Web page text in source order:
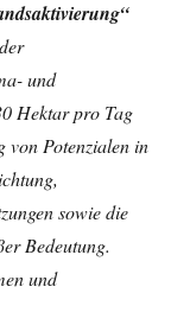
und
Hektar pro Tag
von Potenzialen in
sowie die
Bedeutung.
und